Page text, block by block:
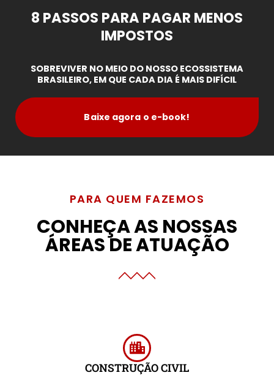
8 PASSOS PARA PAGAR MENOS
IMPOSTOS
SOBREVIVER NO MEIO DO NOSSO ECOSSISTEMA
BRASILEIRO, EM QUE CADA DIA É MAIS DIFÍCIL
Baixe agora o e-book!
PARA QUEM FAZEMOS
CONHEÇA AS NOSSAS
ÁREAS DE ATUAÇÃO
CONSTRUÇÃO CIVIL